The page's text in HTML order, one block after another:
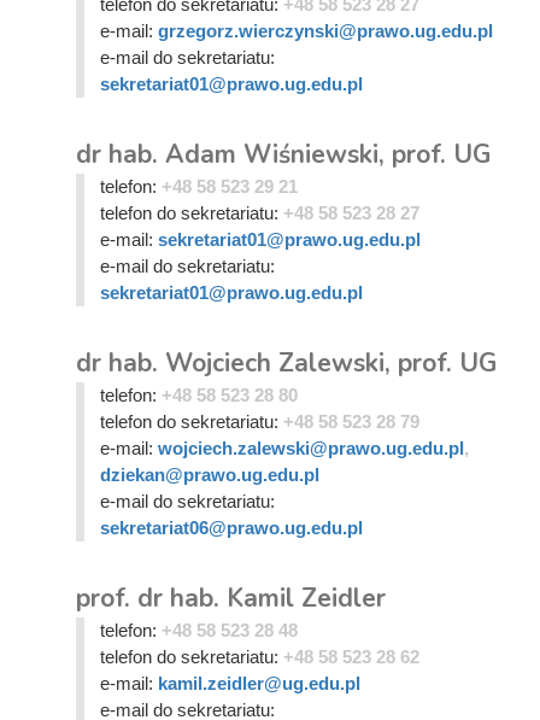
telefon do sekretariatu: +48 58 523 28 27
e-mail: grzegorz.wierczynski@prawo.ug.edu.pl
e-mail do sekretariatu:
sekretariat01@prawo.ug.edu.pl
dr hab. Adam Wiśniewski, prof. UG
telefon: +48 58 523 29 21
telefon do sekretariatu: +48 58 523 28 27
e-mail: sekretariat01@prawo.ug.edu.pl
e-mail do sekretariatu:
sekretariat01@prawo.ug.edu.pl
dr hab. Wojciech Zalewski, prof. UG
telefon: +48 58 523 28 80
telefon do sekretariatu: +48 58 523 28 79
e-mail: wojciech.zalewski@prawo.ug.edu.pl,
dziekan@prawo.ug.edu.pl
e-mail do sekretariatu:
sekretariat06@prawo.ug.edu.pl
prof. dr hab. Kamil Zeidler
telefon: +48 58 523 28 48
telefon do sekretariatu: +48 58 523 28 62
e-mail: kamil.zeidler@ug.edu.pl
e-mail do sekretariatu: